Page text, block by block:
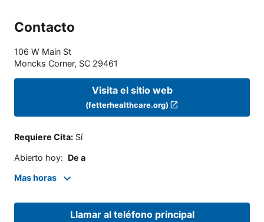
Contacto
106 W Main St
Moncks Corner, SC 29461
Visita el sitio web
(fetterhealthcare.org)
Requiere Cita: Sí
Abierto hoy: De a
Mas horas
Llamar al teléfono principal